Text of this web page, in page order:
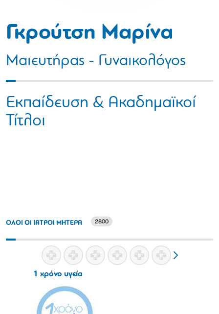
Γκρούτση Μαρίνα
Μαιευτήρας - Γυναικολόγος
Εκπαίδευση & Ακαδημαϊκοί
Τίτλοι
ΟΛΟΙ ΟΙ ΙΑΤΡΟΙ ΜΗΤΕΡΑ 2800
1 χρόνο υγεία